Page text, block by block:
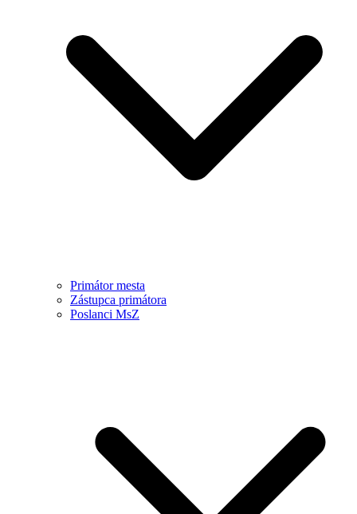
Primátor mesta
Zástupca primátora
Poslanci MsZ